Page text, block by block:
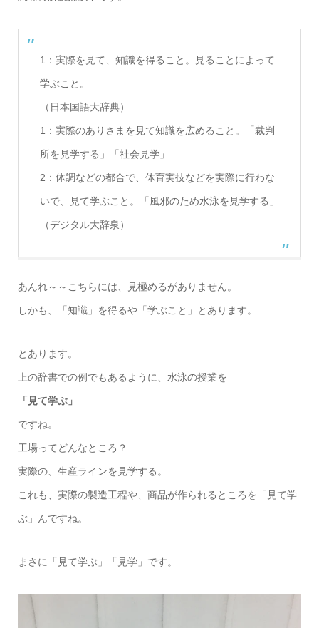
1：実際を見て、知識を得ること。見ることによって
学ぶこと。
（日本国語大辞典）
1：実際のありさまを見て知識を広めること。「裁判
所を見学する」「社会見学」
2：体調などの都合で、体育実技などを実際に行わな
いで、見て学ぶこと。「風邪のため水泳を見学する」
（デジタル大辞泉）
あんれ～～こちらには、見極めるがありません。
しかも、「知識」を得るや「学ぶこと」とあります。
とあります。
上の辞書での例でもあるように、水泳の授業を
「見て学ぶ」
ですね。
工場ってどんなところ？
実際の、生産ラインを見学する。
これも、実際の製造工程や、商品が作られるところを「見て学
ぶ」んですね。
まさに「見て学ぶ」「見学」です。